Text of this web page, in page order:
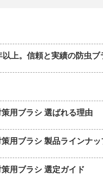
上。信頼と実績の防虫ブ
用ブラシ 選ばれる理由
用ブラシ 製品ラインナッ
用ブラシ 選定ガイド